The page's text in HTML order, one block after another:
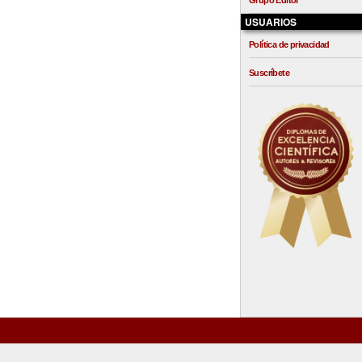
USUARIOS
Política de privacidad
Suscríbete